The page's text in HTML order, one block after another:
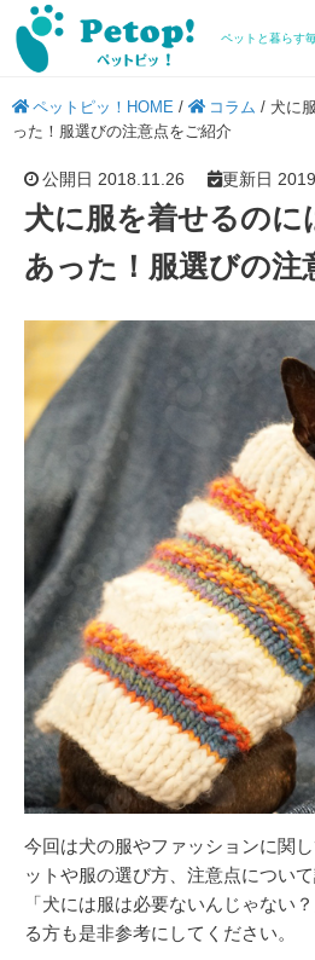
ペットと暮らす毎
ペットピッ！HOME / コラム / 犬に
った！服選びの注意点をご紹介
公開日 2018.11.26 更新日
犬に服を着せるの
あった！服選びの注
今回は犬の服やファッションに関
ットや服の選び方、注意点につい
「犬には服は必要ないんじゃない
る方も是非参考にしてください。